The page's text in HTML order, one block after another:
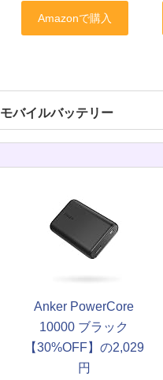
モバイルバッテリー
Anker PowerCore
10000 ブラック
【30%OFF】の2,029
円